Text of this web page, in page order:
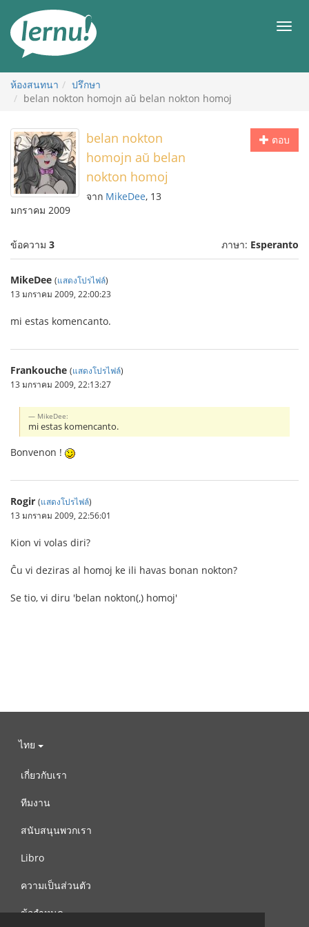
สารบัญ
เมนู
ห้องสนทนา
ปรึกษา
belan nokton homojn aŭ belan nokton homoj
ตอบ
belan nokton
homojn aŭ belan
nokton homoj
จาก MikeDee, 13
มกราคม 2009
ข้อความ 3 ภาษา: Esperanto
MikeDee (แสดงโปรไฟล์)
13 มกราคม 2009, 22:00:23
mi estas komencanto.
Frankouche (แสดงโปรไฟล์)
13 มกราคม 2009, 22:13:27
MikeDee:
mi estas komencanto.
Bonvenon !
Rogir (แสดงโปรไฟล์)
13 มกราคม 2009, 22:56:01
Kion vi volas diri?
Ĉu vi deziras al homoj ke ili havas bonan nokton?
Se tio, vi diru 'belan nokton(,) homoj'
ไทย
เกี่ยวกับเรา
ทีมงาน
สนับสนุนพวกเรา
Libro
ความเป็นส่วนตัว
ข้อกำหนด